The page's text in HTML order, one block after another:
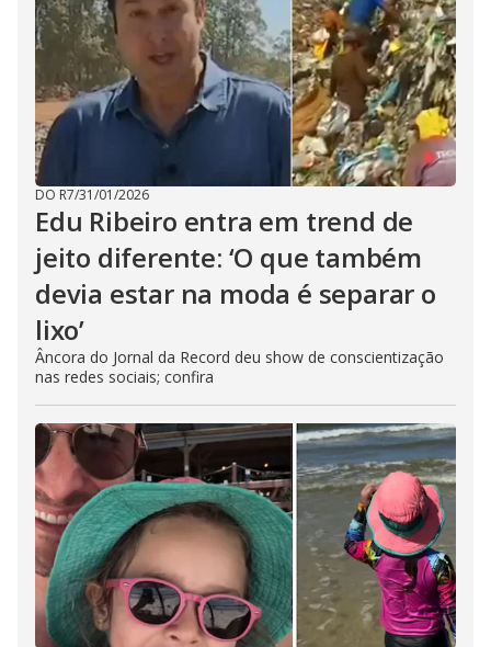
DO R7/31/01/2026
Edu Ribeiro entra em trend de
jeito diferente: ‘O que também
devia estar na moda é separar o
lixo’
Âncora do Jornal da Record deu show de conscientização
nas redes sociais; confira